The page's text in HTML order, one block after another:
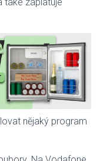
nějaký program